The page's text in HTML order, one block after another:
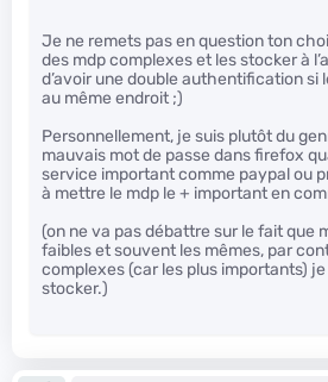
Je ne remets pas en question ton
des mdp complexes et les stocker à
d’avoir une double authentification si
au même endroit ;)
Personnellement, je suis plutôt du
mauvais mot de passe dans firefox
service important comme paypal ou
à mettre le mdp le + important en
(on ne va pas débattre sur le fait que
faibles et souvent les mêmes, par
complexes (car les plus importants)
stocker.)